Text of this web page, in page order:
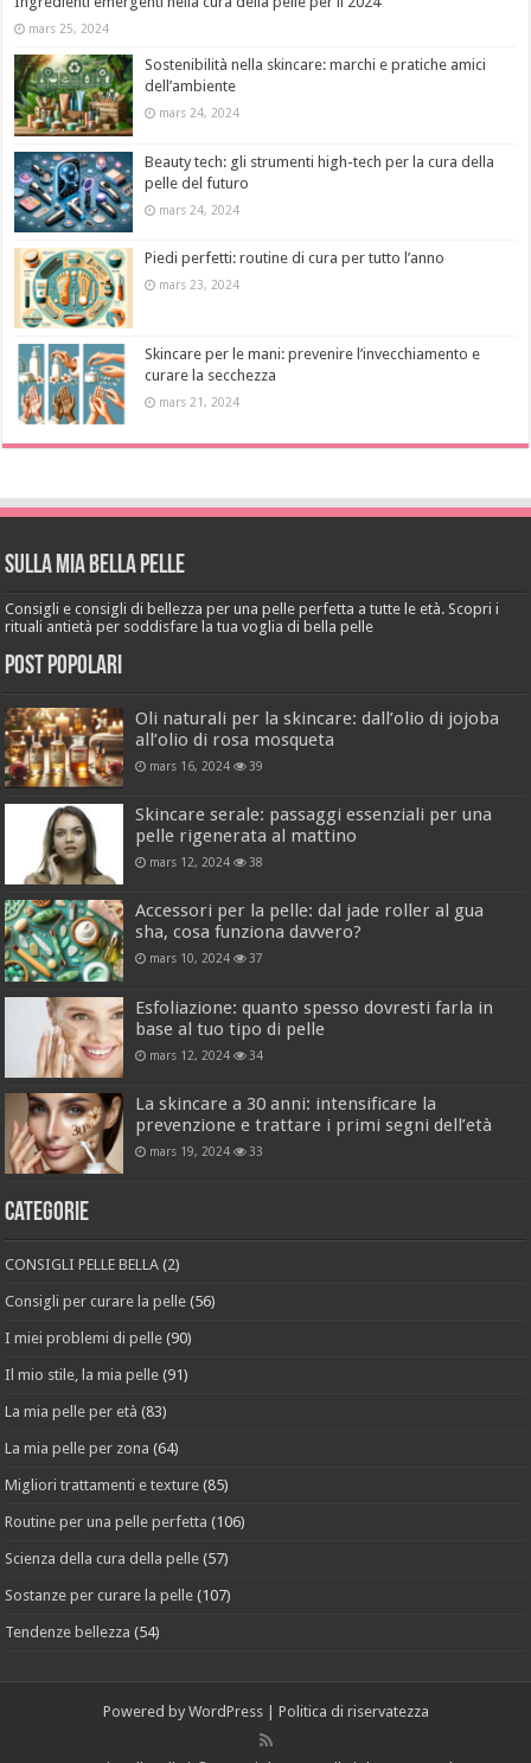
mars 25, 2024
Sostenibilità nella skincare: marchi e pratiche amici
dell’ambiente
mars 24, 2024
Beauty tech: gli strumenti high-tech per la cura della
pelle del futuro
mars 24, 2024
Piedi perfetti: routine di cura per tutto l’anno
mars 23, 2024
Skincare per le mani: prevenire l’invecchiamento e
curare la secchezza
mars 21, 2024
Sulla mia bella pelle
Consigli e consigli di bellezza per una pelle perfetta a tutte le età. Scopri i
rituali antietà per soddisfare la tua voglia di bella pelle
Post popolari
Oli naturali per la skincare: dall’olio di jojoba
all’olio di rosa mosqueta
mars 16, 2024 39
Skincare serale: passaggi essenziali per una
pelle rigenerata al mattino
mars 12, 2024 38
Accessori per la pelle: dal jade roller al gua
sha, cosa funziona davvero?
mars 10, 2024 37
Esfoliazione: quanto spesso dovresti farla in
base al tuo tipo di pelle
mars 12, 2024 34
La skincare a 30 anni: intensificare la
prevenzione e trattare i primi segni dell’età
mars 19, 2024 33
Categorie
CONSIGLI PELLE BELLA (2)
Consigli per curare la pelle (56)
I miei problemi di pelle (90)
Il mio stile, la mia pelle (91)
La mia pelle per età (83)
La mia pelle per zona (64)
Migliori trattamenti e texture (85)
Routine per una pelle perfetta (106)
Scienza della cura della pelle (57)
Sostanze per curare la pelle (107)
Tendenze bellezza (54)
Powered by WordPress| Politica di riservatezza